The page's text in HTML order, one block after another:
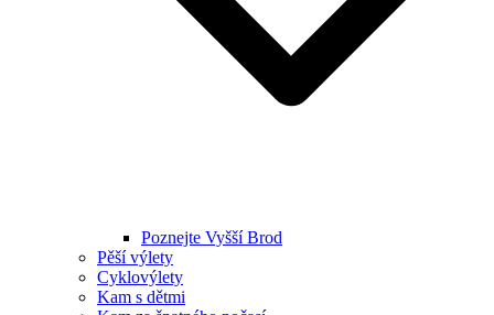
Poznejte Vyšší Brod
Pěší výlety
Cyklovýlety
Kam s dětmi